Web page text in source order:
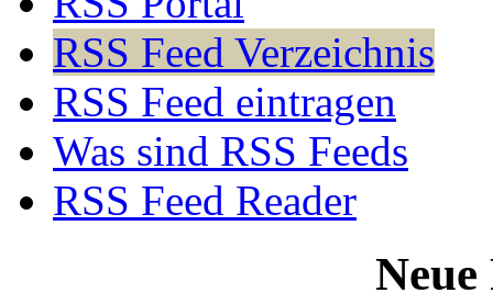
RSS Feed Verzeichnis
RSS Feed eintragen
Was sind RSS Feeds
RSS Feed Reader
Neue